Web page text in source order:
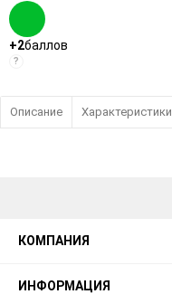
+2баллов
?
Описание Характеристики
КОМПАНИЯ
ИНФОРМАЦИЯ